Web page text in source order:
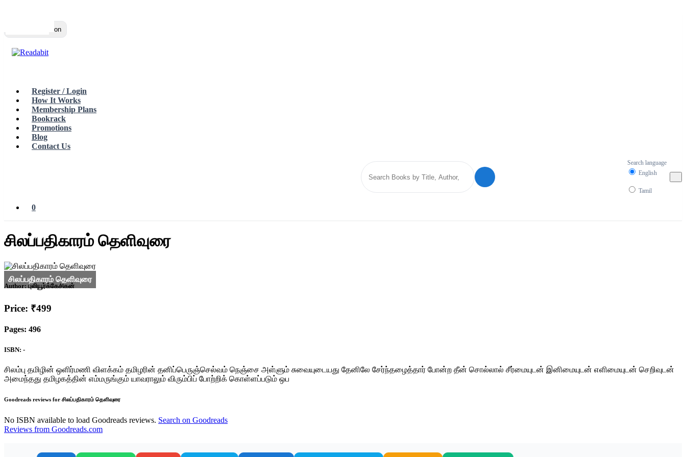
Toggle navigation
Register / Login
How It Works
Membership Plans
Bookrack
Promotions
Blog
Contact Us
Search language
English
Tamil
0
சிலப்பதிகாரம் தெளிவுரை
Author: புலியூர்க்கேசிகன்
Price: ₹499
Pages: 496
ISBN: -
சிலம்பு தமிழின் ஒளிர்மணி விளக்கம் தமிழரின் தனிப்பெருஞ்செல்வம் நெஞ்சை அள்ளும் சுவையுடையது தேனிலே சேர்ந்தழைத்தார் போன்ற தீன் சொல்லால் சீர்மையுடன் இனிமையுடன் எளிமையுடன் செறிவுடன்
அமைந்தது தமிழகத்தின் எம்மருங்கும் யாவராலும் விரும்பிப் போற்றிக் கொள்ளப்படும் ஒப
Goodreads reviews for சிலப்பதிகாரம் தெளிவுரை
No ISBN available to load Goodreads reviews. Search on Goodreads
Reviews from Goodreads.com